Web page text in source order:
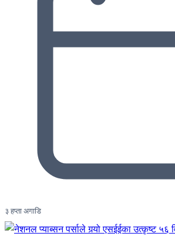
३ हप्ता अगाडि